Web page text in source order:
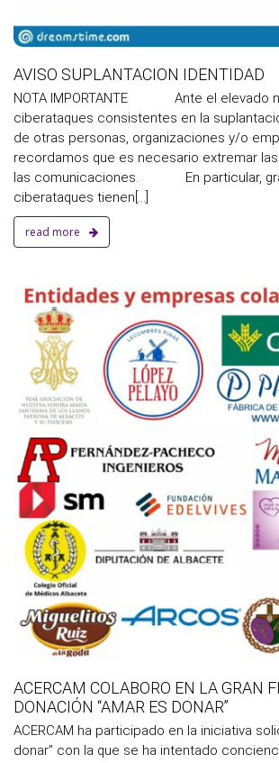
AVISO SUPLANTACION IDENTIDAD
NOTA IMPORTANTE Ante el elevado
ciberataques consistentes en la
de otras personas, organizaciones y/o
recordamos que es necesario extremar
las comunicaciones. En particular,
ciberataques tienen[...]
read more
ACERCAM COLABORO EN LA GRAN
DONACIÓN “AMAR ES DONAR”
ACERCAM ha participado en la iniciativa
donar” con la que se ha intentado